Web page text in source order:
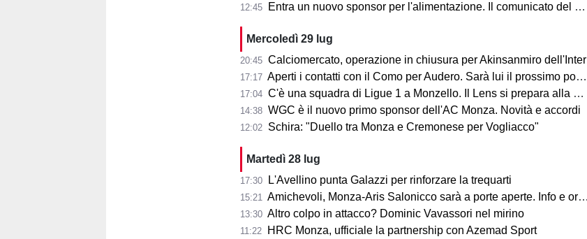
12:45 Entra un nuovo sponsor per l'alimentazione. Il comunicato del club biancorosso
Mercoledì 29 lug
20:45 Calciomercato, operazione in chiusura per Akinsanmiro dell'Inter
17:17 Aperti i contatti con il Como per Audero. Sarà lui il prossimo portiere biancorosso?
17:04 C'è una squadra di Ligue 1 a Monzello. Il Lens si prepara alla Como Cup in Brianza
14:38 WGC è il nuovo primo sponsor dell'AC Monza. Novità e accordi
12:02 Schira: "Duello tra Monza e Cremonese per Vogliacco"
Martedì 28 lug
17:30 L'Avellino punta Galazzi per rinforzare la trequarti
15:21 Amichevoli, Monza-Aris Salonicco sarà a porte aperte. Info e orari
13:30 Altro colpo in attacco? Dominic Vavassori nel mirino
11:22 HRC Monza, ufficiale la partnership con Azemad Sport